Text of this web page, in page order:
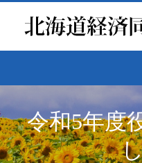
令和5年度